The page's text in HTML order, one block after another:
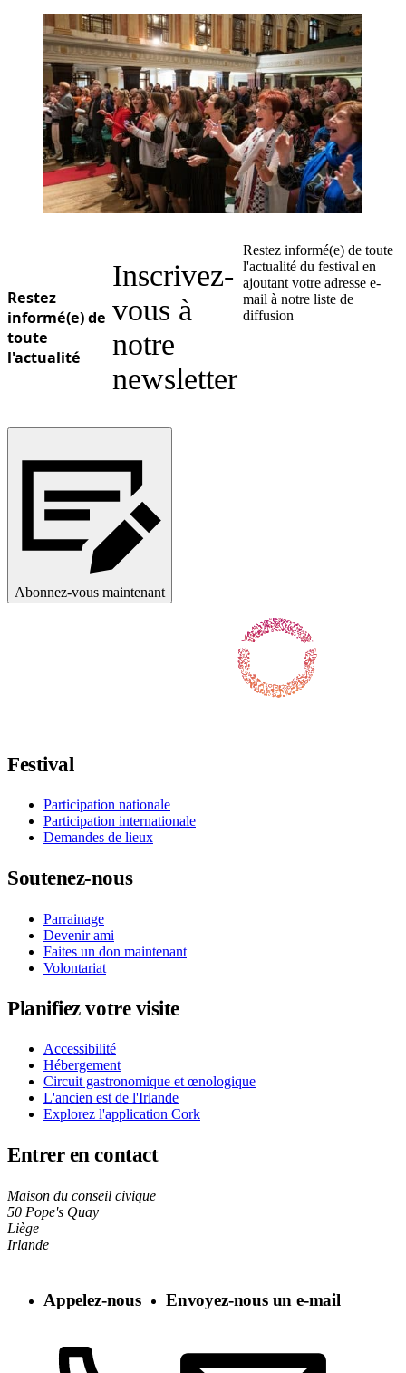
Restez
informé(e) de
toute
l'actualité
Inscrivez-
vous à
notre
newsletter
Restez informé(e) de toute
l'actualité du festival en
ajoutant votre adresse e-
mail à notre liste de
diffusion
Abonnez-vous maintenant
Festival
Participation nationale
Participation internationale
Demandes de lieux
Soutenez-nous
Parrainage
Devenir ami
Faites un don maintenant
Volontariat
Planifiez votre visite
Accessibilité
Hébergement
Circuit gastronomique et œnologique
L'ancien est de l'Irlande
Explorez l'application Cork
Entrer en contact
Maison du conseil civique
50 Pope's Quay
Liège
Irlande
Appelez-nous Envoyez-nous un e-mail